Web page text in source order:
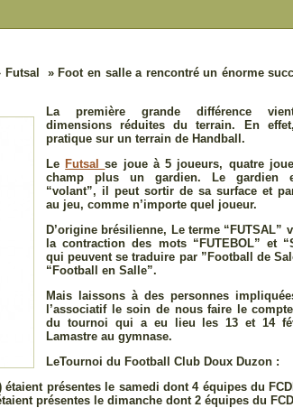
Futsal » Foot en salle a rencontré un énorme
La première grande différence
dimensions réduites du terrain. En
pratique sur un terrain de Handball.
LeFutsalse joue à 5 joueurs, quatre
champ plus un gardien. Le gardien
“volant”, il peut sortir de sa surface et
au jeu, comme n’importe quel joueur.
D’origine brésilienne, Le terme “FUTSAL”
la contraction des mots “FUTEBOL” et
qui peuvent se traduire par ”Football de
“Football en Salle”.
Mais laissons à des personnes
l’associatif le soin de nous faire le
du tournoi qui a eu lieu les 13 et 14
Lamastre au gymnase.
LeTournoi du Football Club Doux Duzon :
présentes le samedi dont 4 équipes du
présentes le dimanche dont 2 équipes du